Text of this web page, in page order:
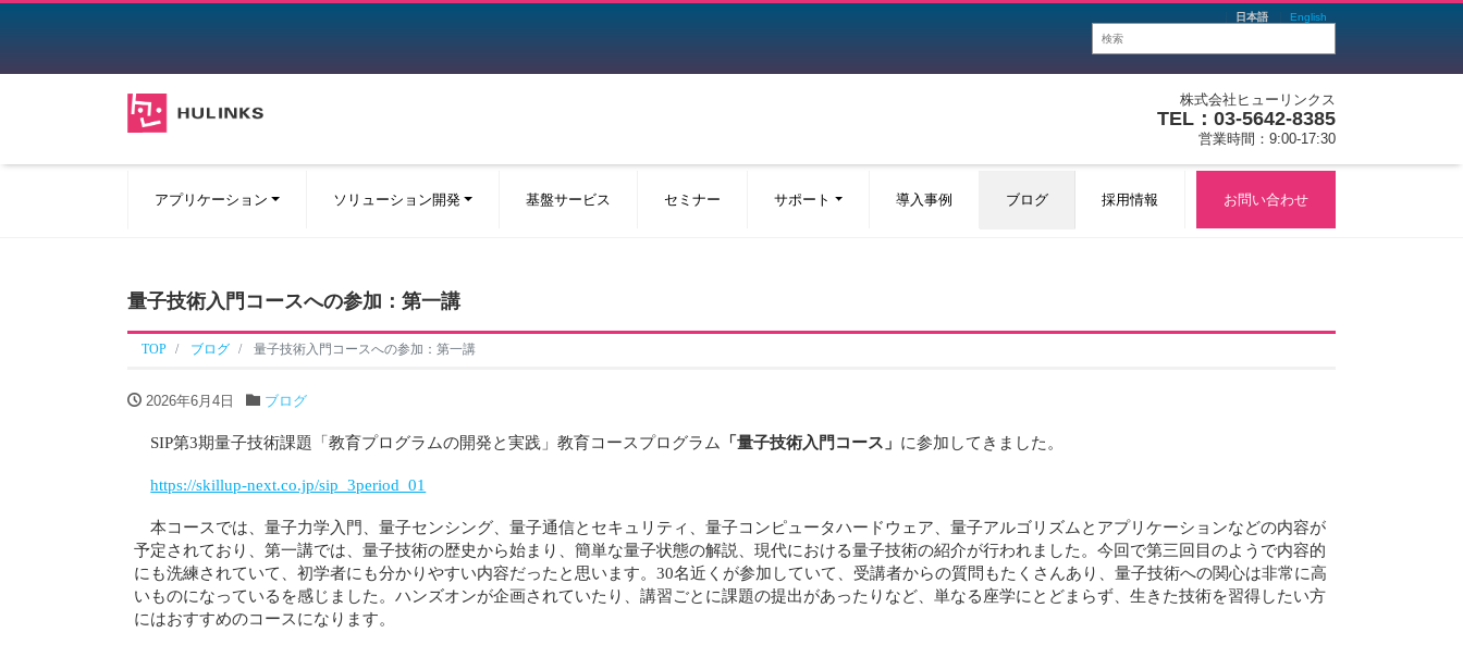
日本語 English
株式会社ヒューリンクス
TEL：03-5642-8385
営業時間：9:00-17:30
アプリケーション ソリューション開発 基盤サービス セミナー サポート 導入事例 ブログ 採用情報 お問い合わせ
量子技術入門コースへの参加：第一講
TOP ブログ 量子技術入門コースへの参加：第一講
2026年6月4日 ブログ
SIP第3期量子技術課題「教育プログラムの開発と実践」教育コースプログラム 「量子技術入門コース」 に参加してきました。
https://skillup-next.co.jp/sip_3period_01
本コースでは、量子力学入門、量子センシング、量子通信とセキュリティ、量子コンピュータハードウェア、量子アルゴリズムとアプリケーションなどの内容が
予定されており、第一講では、量子技術の歴史から始まり、簡単な量子状態の解説、現代における量子技術の紹介が行われました。今回で第三回目のようで内容的
にも洗練されていて、初学者にも分かりやすい内容だったと思います。30名近くが参加していて、受講者からの質問もたくさんあり、量子技術への関心は非常に高
いものになっているを感じました。ハンズオンが企画されていたり、講習ごとに課題の提出があったりなど、単なる座学にとどまらず、生きた技術を習得したい方
にはおすすめのコースになります。